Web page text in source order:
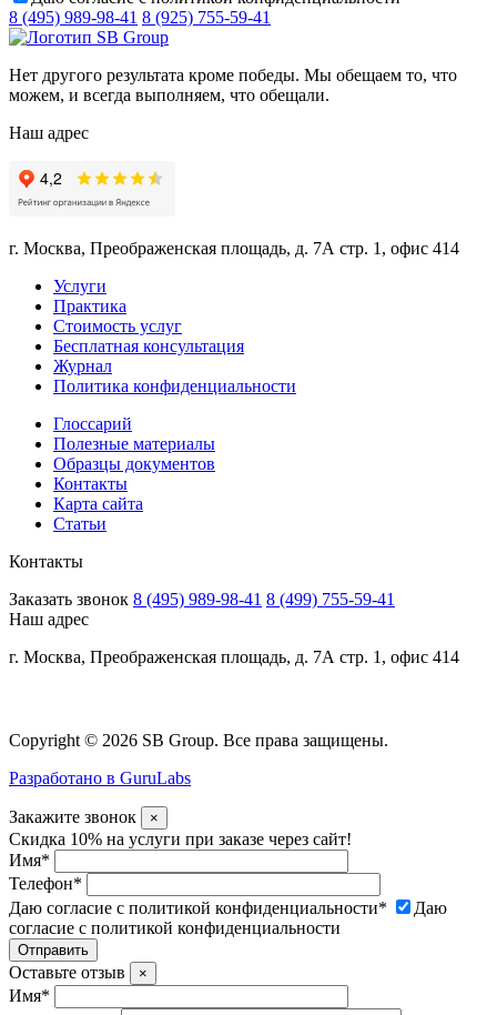
8 (495) 989-98-41 8 (925) 755-59-41
Нет другого результата кроме победы. Мы обещаем то, что
можем, и всегда выполняем, что обещали.
Наш адрес
г. Москва, Преображенская площадь, д. 7А стр. 1, офис 414
Услуги
Практика
Стоимость услуг
Бесплатная консультация
Журнал
Политика конфиденциальности
Глоссарий
Полезные материалы
Образцы документов
Контакты
Карта сайта
Статьи
Контакты
Заказать звонок 8 (495) 989-98-41 8 (499) 755-59-41
Наш адрес
г. Москва, Преображенская площадь, д. 7А стр. 1, офис 414
Copyright © 2026 SB Group. Все права защищены.
Разработано в GuruLabs
Закажите звонок ×
Скидка 10% на услуги при заказе через сайт!
Имя*
Телефон*
Даю согласие с политикой конфиденциальности*
Даю
согласие с политикой конфиденциальности
Оставьте отзыв ×
Имя*